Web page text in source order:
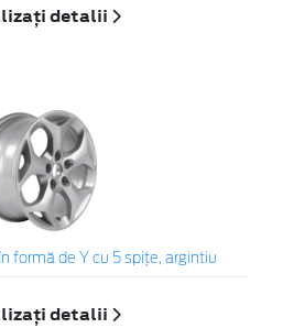
detalii
formă de Y cu 5 spiţe, argintiu
detalii